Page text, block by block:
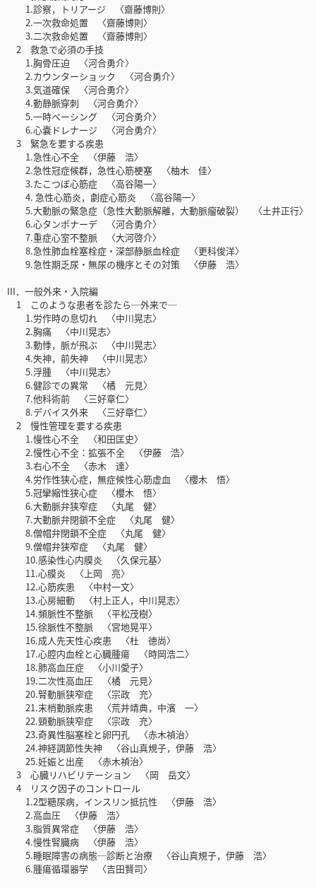
1.診察，トリアージ 〈齋藤博則〉
2.一次救命処置 〈齋藤博則〉
3.二次救命処置 〈齋藤博則〉
2 救急で必須の手技
1.胸骨圧迫 〈河合勇介〉
2.カウンターショック 〈河合勇介〉
3.気道確保 〈河合勇介〉
4.動静脈穿刺 〈河合勇介〉
5.一時ペーシング 〈河合勇介〉
6.心嚢ドレナージ 〈河合勇介〉
3 緊急を要する疾患
1.急性心不全 〈伊藤 浩〉
2.急性冠症候群，急性心筋梗塞 〈柚木 佳〉
3.たこつぼ心筋症 〈高谷陽一〉
4. 急性心筋炎，劇症心筋炎 〈高谷陽一〉
5.大動脈の緊急症（急性大動脈解離，大動脈瘤破裂） 〈土井正行〉
6.心タンポナーデ 〈河合勇介〉
7.重症心室不整脈 〈大河啓介〉
8.急性肺血栓塞栓症・深部静脈血栓症 〈更科俊洋〉
9.急性期乏尿・無尿の機序とその対策 〈伊藤 浩〉
III．一般外来・入院編
1 このような患者を診たら─外来で─
1.労作時の息切れ 〈中川晃志〉
2.胸痛 〈中川晃志〉
3.動悸，脈が飛ぶ 〈中川晃志〉
4.失神，前失神 〈中川晃志〉
5.浮腫 〈中川晃志〉
6.健診での異常 〈橘 元見〉
7.他科術前 〈三好章仁〉
8.デバイス外来 〈三好章仁〉
2 慢性管理を要する疾患
1.慢性心不全 〈和田匡史〉
2.慢性心不全：拡張不全 〈伊藤 浩〉
3.右心不全 〈赤木 達〉
4.労作性狭心症，無症候性心筋虚血 〈櫻木 悟〉
5.冠攣縮性狭心症 〈櫻木 悟〉
6.大動脈弁狭窄症 〈丸尾 健〉
7.大動脈弁閉鎖不全症 〈丸尾 健〉
8.僧帽弁閉鎖不全症 〈丸尾 健〉
9.僧帽弁狭窄症 〈丸尾 健〉
10.感染性心内膜炎 〈久保元基〉
11.心膜炎 〈上岡 亮〉
12.心筋疾患 〈中村一文〉
13.心房細動 〈村上正人，中川晃志〉
14.頻脈性不整脈 〈平松茂樹〉
15.徐脈性不整脈 〈宮地晃平〉
16.成人先天性心疾患 〈杜 徳尚〉
17.心腔内血栓と心臓腫瘍 〈時岡浩二〉
18.肺高血圧症 〈小川愛子〉
19.二次性高血圧 〈橘 元見〉
20.腎動脈狭窄症 〈宗政 充〉
21.末梢動脈疾患 〈荒井靖典，中濱 一〉
22.頸動脈狭窄症 〈宗政 充〉
23.奇異性脳塞栓と卵円孔 〈赤木禎治〉
24.神経調節性失神 〈谷山真規子，伊藤 浩〉
25.妊娠と出産 〈赤木禎治〉
3 心臓リハビリテーション 〈岡 岳文〉
4 リスク因子のコントロール
1.2型糖尿病，インスリン抵抗性 〈伊藤 浩〉
2.高血圧 〈伊藤 浩〉
3.脂質異常症 〈伊藤 浩〉
4.慢性腎臓病 〈伊藤 浩〉
5.睡眠障害の病態─診断と治療 〈谷山真規子，伊藤 浩〉
6.腫瘍循環器学 〈吉田賢司〉